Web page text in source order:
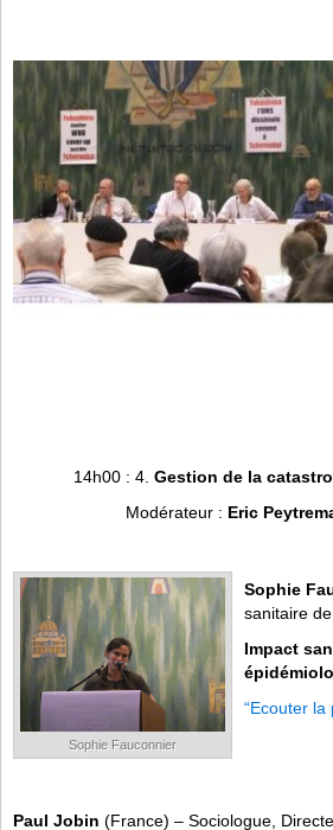
14h00 : 4. Gestion de la
Modérateur : Eric
Sophie Fauconnier
Sophie
sanitaire
Impact
“Ecouter
Paul Jobin (France) – Sociologue,